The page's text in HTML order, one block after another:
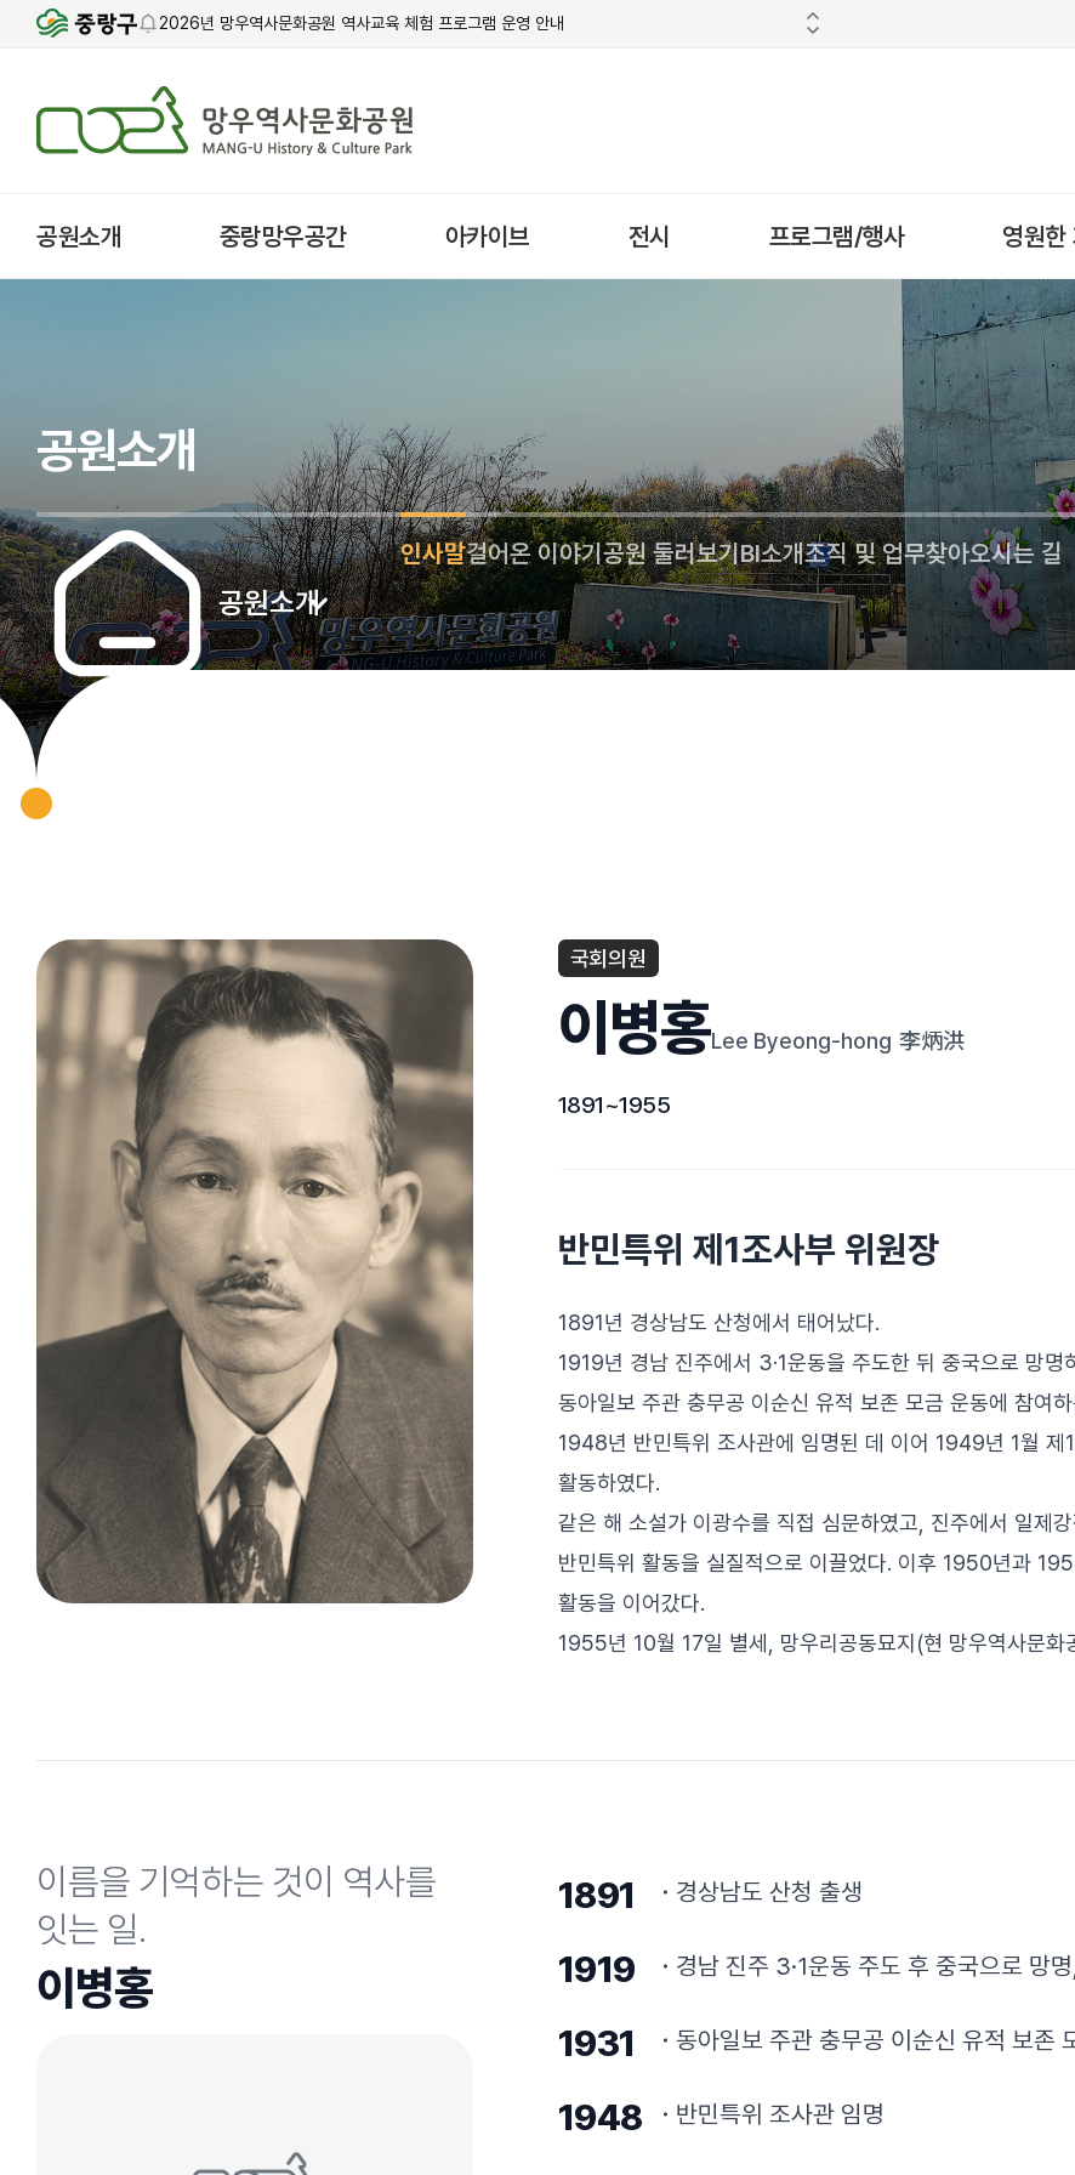
2026년 망우역사문화공원 역사교육 체험 프로그램 운영 안내
공원소개 중랑망우공간 아카이브 전시 프로그램/행사 영원한
공원소개
인사말걸어온 이야기공원 둘러보기BI소개조직 및 업무찾아오시는 길
공원소개
국회의원
이병홍Lee Byeong-hong 李炳洪
1891~1955
반민특위 제1조사부 위원장
1891년 경상남도 산청에서 태어났다.
1919년 경남 진주에서 3·1운동을 주도한 뒤 중국으로 망
동아일보 주관 충무공 이순신 유적 보존 모금 운동에 참여
1948년 반민특위 조사관에 임명된 데 이어 1949년 1월 제
활동하였다.
같은 해 소설가 이광수를 직접 심문하였고, 진주에서 일제
반민특위 활동을 실질적으로 이끌었다. 이후 1950년과
활동을 이어갔다.
1955년 10월 17일 별세, 망우리공동묘지(현 망우역사문화
이름을 기억하는 것이 역사를
잇는 일.
이병홍
1891 경상남도 산청 출생
1919 경남 진주 3·1운동 주도 후 중국으로 망
1931 동아일보 주관 충무공 이순신 유적 보존
1948 반민특위 조사관 임명